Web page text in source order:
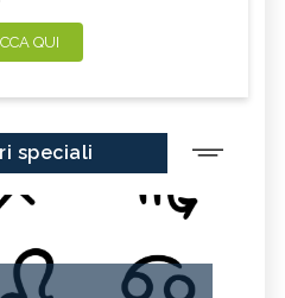
QUI
speciali